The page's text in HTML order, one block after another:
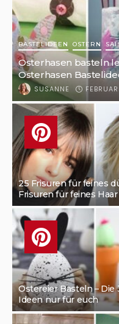
BASTELIDEEN OSTERN
Osterhasen basteln
Osterhasen
SUSANNE
25 Frisuren für feines
Frisuren für feines Haar
Ostereier Basteln –
Ideen nur für euch